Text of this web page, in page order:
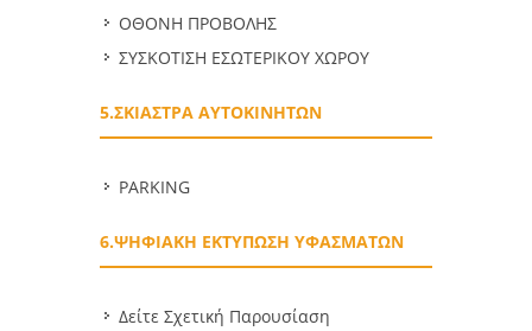
ΟΘΟΝΗ ΠΡΟΒΟΛΗΣ
ΣΥΣΚΟΤΙΣΗ ΕΣΩΤΕΡΙΚΟΥ ΧΩΡΟΥ
5.ΣΚΙΑΣΤΡΑ ΑΥΤΟΚΙΝΗΤΩΝ
PARKING
6.ΨΗΦΙΑΚΗ ΕΚΤΥΠΩΣΗ ΥΦΑΣΜΑΤΩΝ
Δείτε Σχετική Παρουσίαση